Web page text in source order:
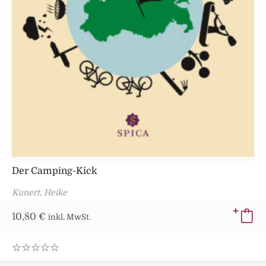
Der Camping-Kick
Kunert, Heike
10,80 € inkl. MwSt.